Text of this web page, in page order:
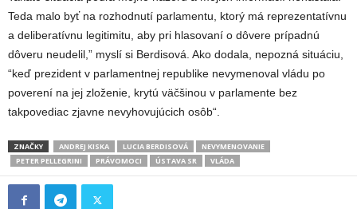
Teda malo byť na rozhodnutí parlamentu, ktorý má reprezentatívnu
a deliberatívnu legitimitu, aby pri hlasovaní o dôvere prípadnú
dôveru neudelil,” myslí si Berdisová. Ako dodala, nepozná situáciu,
“keď prezident v parlamentnej republike nevymenoval vládu po
poverení na jej zloženie, krytú väčšinou v parlamente bez
takpovediac zjavne nevyhovujúcich osôb“.
ZNAČKY ANDREJ KISKA LUCIA BERDISOVÁ
NEVYMENOVANIE
PETER PELLEGRINI
PRÁVOMOCI ÚSTAVA SR VLÁDA